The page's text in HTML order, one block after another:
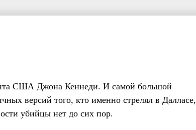
США Джона Кеннеди. И самой большой
версий того, кто именно стрелял в Далласе,
убийцы нет до сих пор.